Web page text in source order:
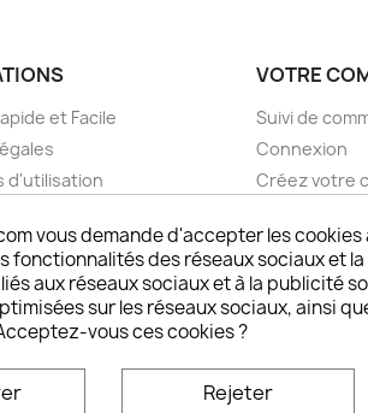
et Facile
d'utilisation
choisistacoque
remboursements
TOM et outremer
son
VOTRE
Suivi de
Connexion
Créez votre
vous demande d'accepter les
fonctionnalités des réseaux sociaux et
aux réseaux sociaux et à la publicité
sur les réseaux sociaux, ainsi
vous ces cookies ?
Rejeter